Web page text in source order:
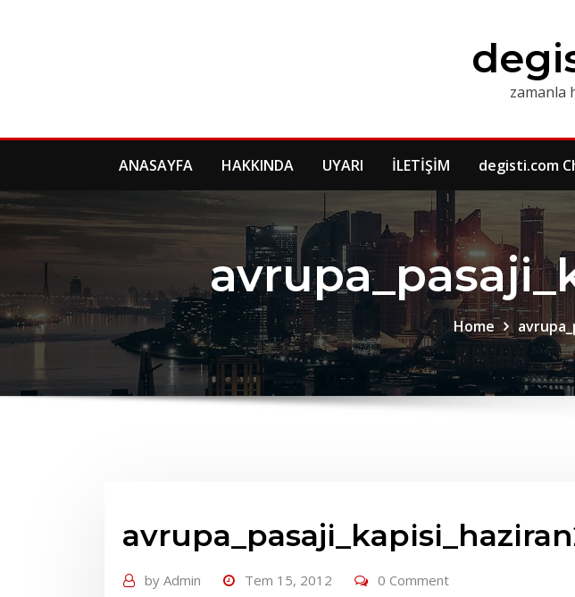
zamanla
ANASAYFA HAKKINDA UYARI İLETİŞİM degisti.com
Home
by Admin Tem 15, 2012 0 Comment